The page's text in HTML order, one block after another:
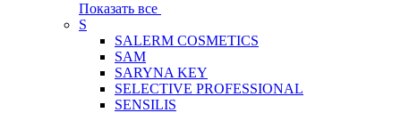
Показать все
S
SALERM COSMETICS
SAM
SARYNA KEY
SELECTIVE PROFESSIONAL
SENSILIS